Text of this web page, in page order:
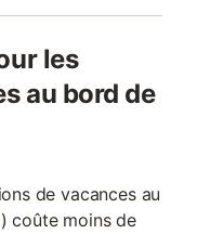
les
au bord de
de vacances au
coûte moins de